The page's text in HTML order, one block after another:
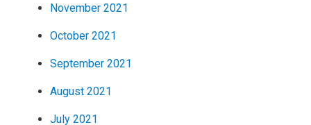
November 2021
October 2021
September 2021
August 2021
July 2021